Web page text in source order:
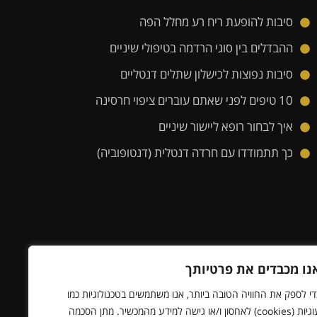
מכבדים את פרטיותך
לספק את החוויה הטובה ביותר, אנו משתמשים בטכנולוגיות כמו
עוגיות (cookies) לאחסון ו/או גישה למידע מהמכשיר. מתן הסכמה
סיבות להופעת ריח רע מחלל הפה
ההבדלים בין סוגי הרדמה בטיפולי שיניים
סיבות נפוצות לכישלון שתלים דנטליים
10 טיפים לפני שאתם עוברים ציפוי חרסינה
איך לבחור רופא ליישור שיניים
כך תתמודדו עם חרדה דנטלית (דנטופוביה)